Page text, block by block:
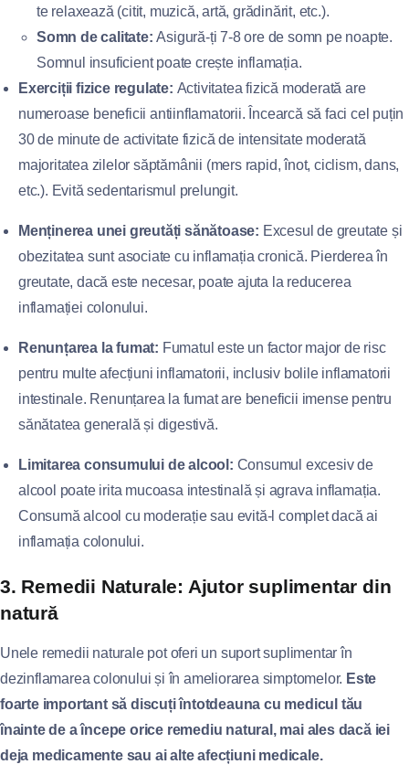
te relaxează (citit, muzică, artă, grădinărit, etc.).
Somn de calitate: Asigură-ți 7-8 ore de somn pe noapte.
Somnul insuficient poate crește inflamația.
Exerciții fizice regulate: Activitatea fizică moderată are
numeroase beneficii antiinflamatorii. Încearcă să faci cel puțin
30 de minute de activitate fizică de intensitate moderată
majoritatea zilelor săptămânii (mers rapid, înot, ciclism, dans,
etc.). Evită sedentarismul prelungit.
Menținerea unei greutăți sănătoase: Excesul de greutate și
obezitatea sunt asociate cu inflamația cronică. Pierderea în
greutate, dacă este necesar, poate ajuta la reducerea
inflamației colonului.
Renunțarea la fumat: Fumatul este un factor major de risc
pentru multe afecțiuni inflamatorii, inclusiv bolile inflamatorii
intestinale. Renunțarea la fumat are beneficii imense pentru
sănătatea generală și digestivă.
Limitarea consumului de alcool: Consumul excesiv de
alcool poate irita mucoasa intestinală și agrava inflamația.
Consumă alcool cu moderație sau evită-l complet dacă ai
inflamația colonului.
3. Remedii Naturale: Ajutor suplimentar din
natură
Unele remedii naturale pot oferi un suport suplimentar în
dezinflamarea colonului și în ameliorarea simptomelor. Este
foarte important să discuți întotdeauna cu medicul tău
înainte de a începe orice remediu natural, mai ales dacă iei
deja medicamente sau ai alte afecțiuni medicale.